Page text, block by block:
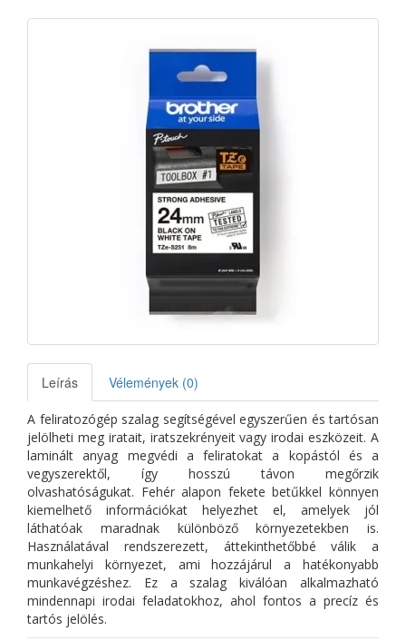
Leírás Vélemények (0)
A feliratozógép szalag segítségével egyszerűen és tartósan
jelölheti meg iratait, iratszekrényeit vagy irodai eszközeit. A
laminált anyag megvédi a feliratokat a kopástól és a
vegyszerektől, így hosszú távon megőrzik
olvashatóságukat. Fehér alapon fekete betűkkel könnyen
kiemelhető információkat helyezhet el, amelyek jól
láthatóak maradnak különböző környezetekben is.
Használatával rendszerezett, áttekinthetőbbé válik a
munkahelyi környezet, ami hozzájárul a hatékonyabb
munkavégzéshez. Ez a szalag kiválóan alkalmazható
mindennapi irodai feladatokhoz, ahol fontos a precíz és
tartós jelölés.